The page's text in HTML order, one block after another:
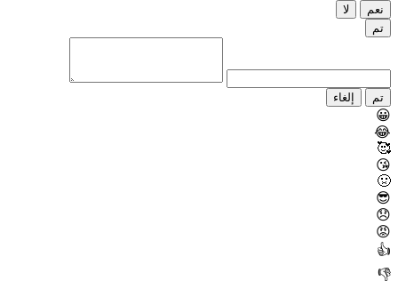
نعم
لا
تم
تم إلغاء
😀
😂
🥰
😘
🤢
😎
😞
😡
👍
👎